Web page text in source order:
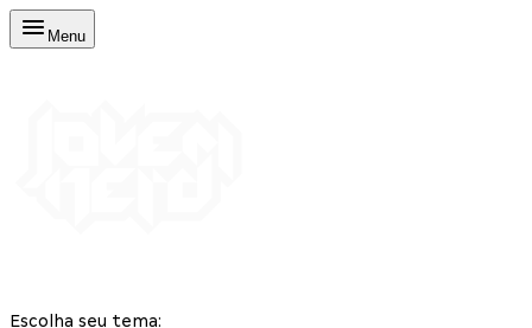
Menu
Escolha seu tema: